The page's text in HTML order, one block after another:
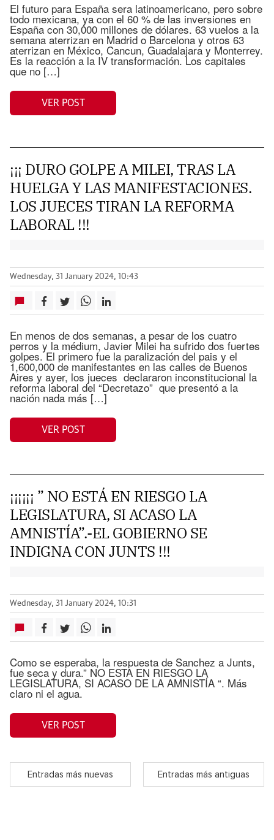
El futuro para España sera latinoamericano, pero sobre
todo mexicana, ya con el 60 % de las inversiones en
España con 30,000 millones de dólares. 63 vuelos a la
semana aterrizan en Madrid o Barcelona y otros 63
aterrizan en México, Cancun, Guadalajara y Monterrey.
Es la reacción a la IV transformación. Los capitales
que no […]
VER POST
¡¡¡ DURO GOLPE A MILEI, TRAS LA
HUELGA Y LAS MANIFESTACIONES.
LOS JUECES TIRAN LA REFORMA
LABORAL !!!
Wednesday, 31 January 2024, 10:43
En menos de dos semanas, a pesar de los cuatro
perros y la médium, Javier Milei ha sufrido dos fuertes
golpes. El primero fue la paralización del pais y el
1,600,000 de manifestantes en las calles de Buenos
Aires y ayer, los jueces declararon inconstitucional la
reforma laboral del “Decretazo” que presentó a la
nación nada más […]
VER POST
¡¡¡¡¡¡ ” NO ESTÁ EN RIESGO LA
LEGISLATURA, SI ACASO LA
AMNISTÍA”.-EL GOBIERNO SE
INDIGNA CON JUNTS !!!
Wednesday, 31 January 2024, 10:31
Como se esperaba, la respuesta de Sanchez a Junts,
fue seca y dura.” NO ESTA EN RIESGO LA
LEGISLATURA, SI ACASO DE LA AMNISTÍA “. Más
claro ni el agua.
VER POST
Entradas más nuevas Entradas más antiguas